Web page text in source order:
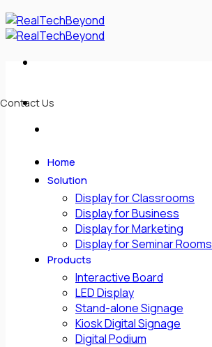
ในกรณีต้องการติดต่อด่วน สามารถติดต่อได้ที่เบอร์
โทร :085-088-3438(คุณซีซี)
Skip
to
content
Contact Us
Home
Solution
Display for Classrooms
Display for Business
Display for Marketing
Display for Seminar Rooms
Products
Interactive Board
LED Display
Stand-alone Signage
Kiosk Digital Signage
Digital Podium